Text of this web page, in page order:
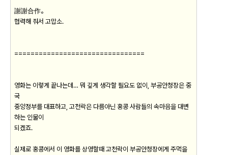
謝謝合作。
협력해 줘서 고맙소.
================================
영화는 이렇게 끝나는데… 뭐 깊게 생각할 필요도 없이, 부공안청장은 중
국
중앙정부를 대표하고, 고천락은 다름아닌 홍콩 사람들의 속마음을 대변
하는 인물이
되겠죠.
실제로 홍콩에서 이 영화를 상영할때 고천락이 부공안청장에게 주먹을